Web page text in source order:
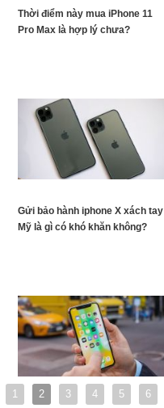
Thời điểm này mua iPhone 11
Pro Max là hợp lý chưa?
Gửi bảo hành iphone X xách tay
Mỹ là gì có khó khăn không?
1 2 3 4 5 6